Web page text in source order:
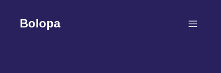
contentBolopa